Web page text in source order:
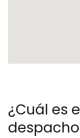
¿Cuál es